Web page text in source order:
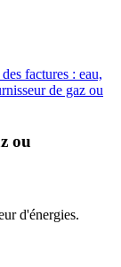
factures : eau,
de gaz ou
ou
d'énergies.